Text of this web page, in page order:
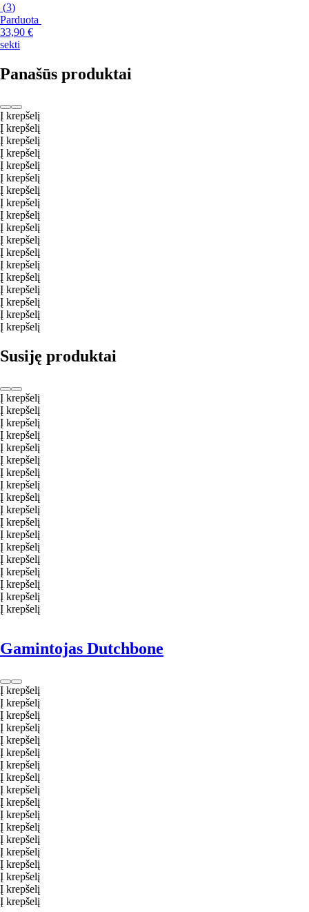
(3)
Parduota
33,90 €
sekti
Panašūs produktai
Į krepšelį
Į krepšelį
Į krepšelį
Į krepšelį
Į krepšelį
Į krepšelį
Į krepšelį
Į krepšelį
Į krepšelį
Į krepšelį
Į krepšelį
Į krepšelį
Į krepšelį
Į krepšelį
Į krepšelį
Į krepšelį
Į krepšelį
Į krepšelį
Susiję produktai
Į krepšelį
Į krepšelį
Į krepšelį
Į krepšelį
Į krepšelį
Į krepšelį
Į krepšelį
Į krepšelį
Į krepšelį
Į krepšelį
Į krepšelį
Į krepšelį
Į krepšelį
Į krepšelį
Į krepšelį
Į krepšelį
Į krepšelį
Į krepšelį
Gamintojas Dutchbone
Į krepšelį
Į krepšelį
Į krepšelį
Į krepšelį
Į krepšelį
Į krepšelį
Į krepšelį
Į krepšelį
Į krepšelį
Į krepšelį
Į krepšelį
Į krepšelį
Į krepšelį
Į krepšelį
Į krepšelį
Į krepšelį
Į krepšelį
Į krepšelį